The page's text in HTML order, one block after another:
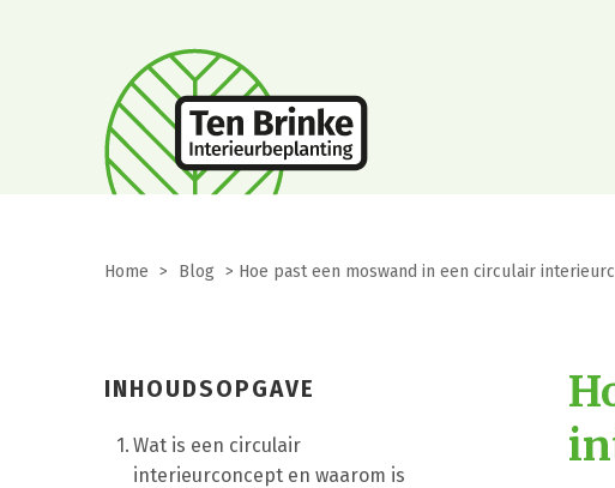
Home > Blog > Hoe past een moswand in een circulair
INHOUDSOPGAVE
Wat is een circulair
interieurconcept en waarom is